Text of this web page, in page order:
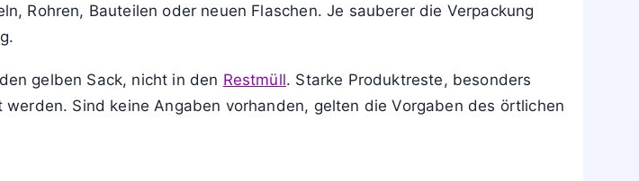
Rohren, Bauteilen oder neuen Flaschen. Je sauberer die Verpackung
gelben Sack, nicht in den Restmüll. Starke Produktreste, besonders
Sind keine Angaben vorhanden, gelten die Vorgaben des örtlichen